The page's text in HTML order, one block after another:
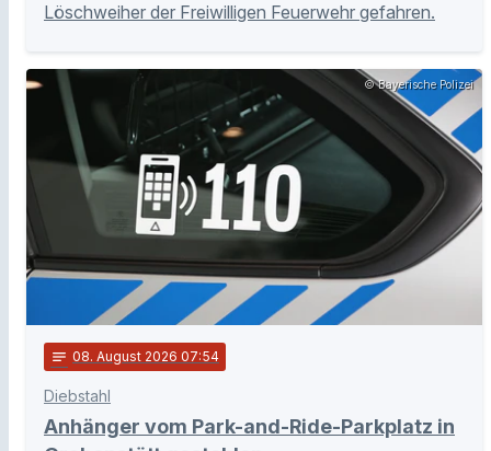
Löschweiher der Freiwilligen Feuerwehr gefahren.
© Bayerische Polizei
notes 08. August 2026 07:54
Diebstahl
Anhänger vom Park-and-Ride-Parkplatz in